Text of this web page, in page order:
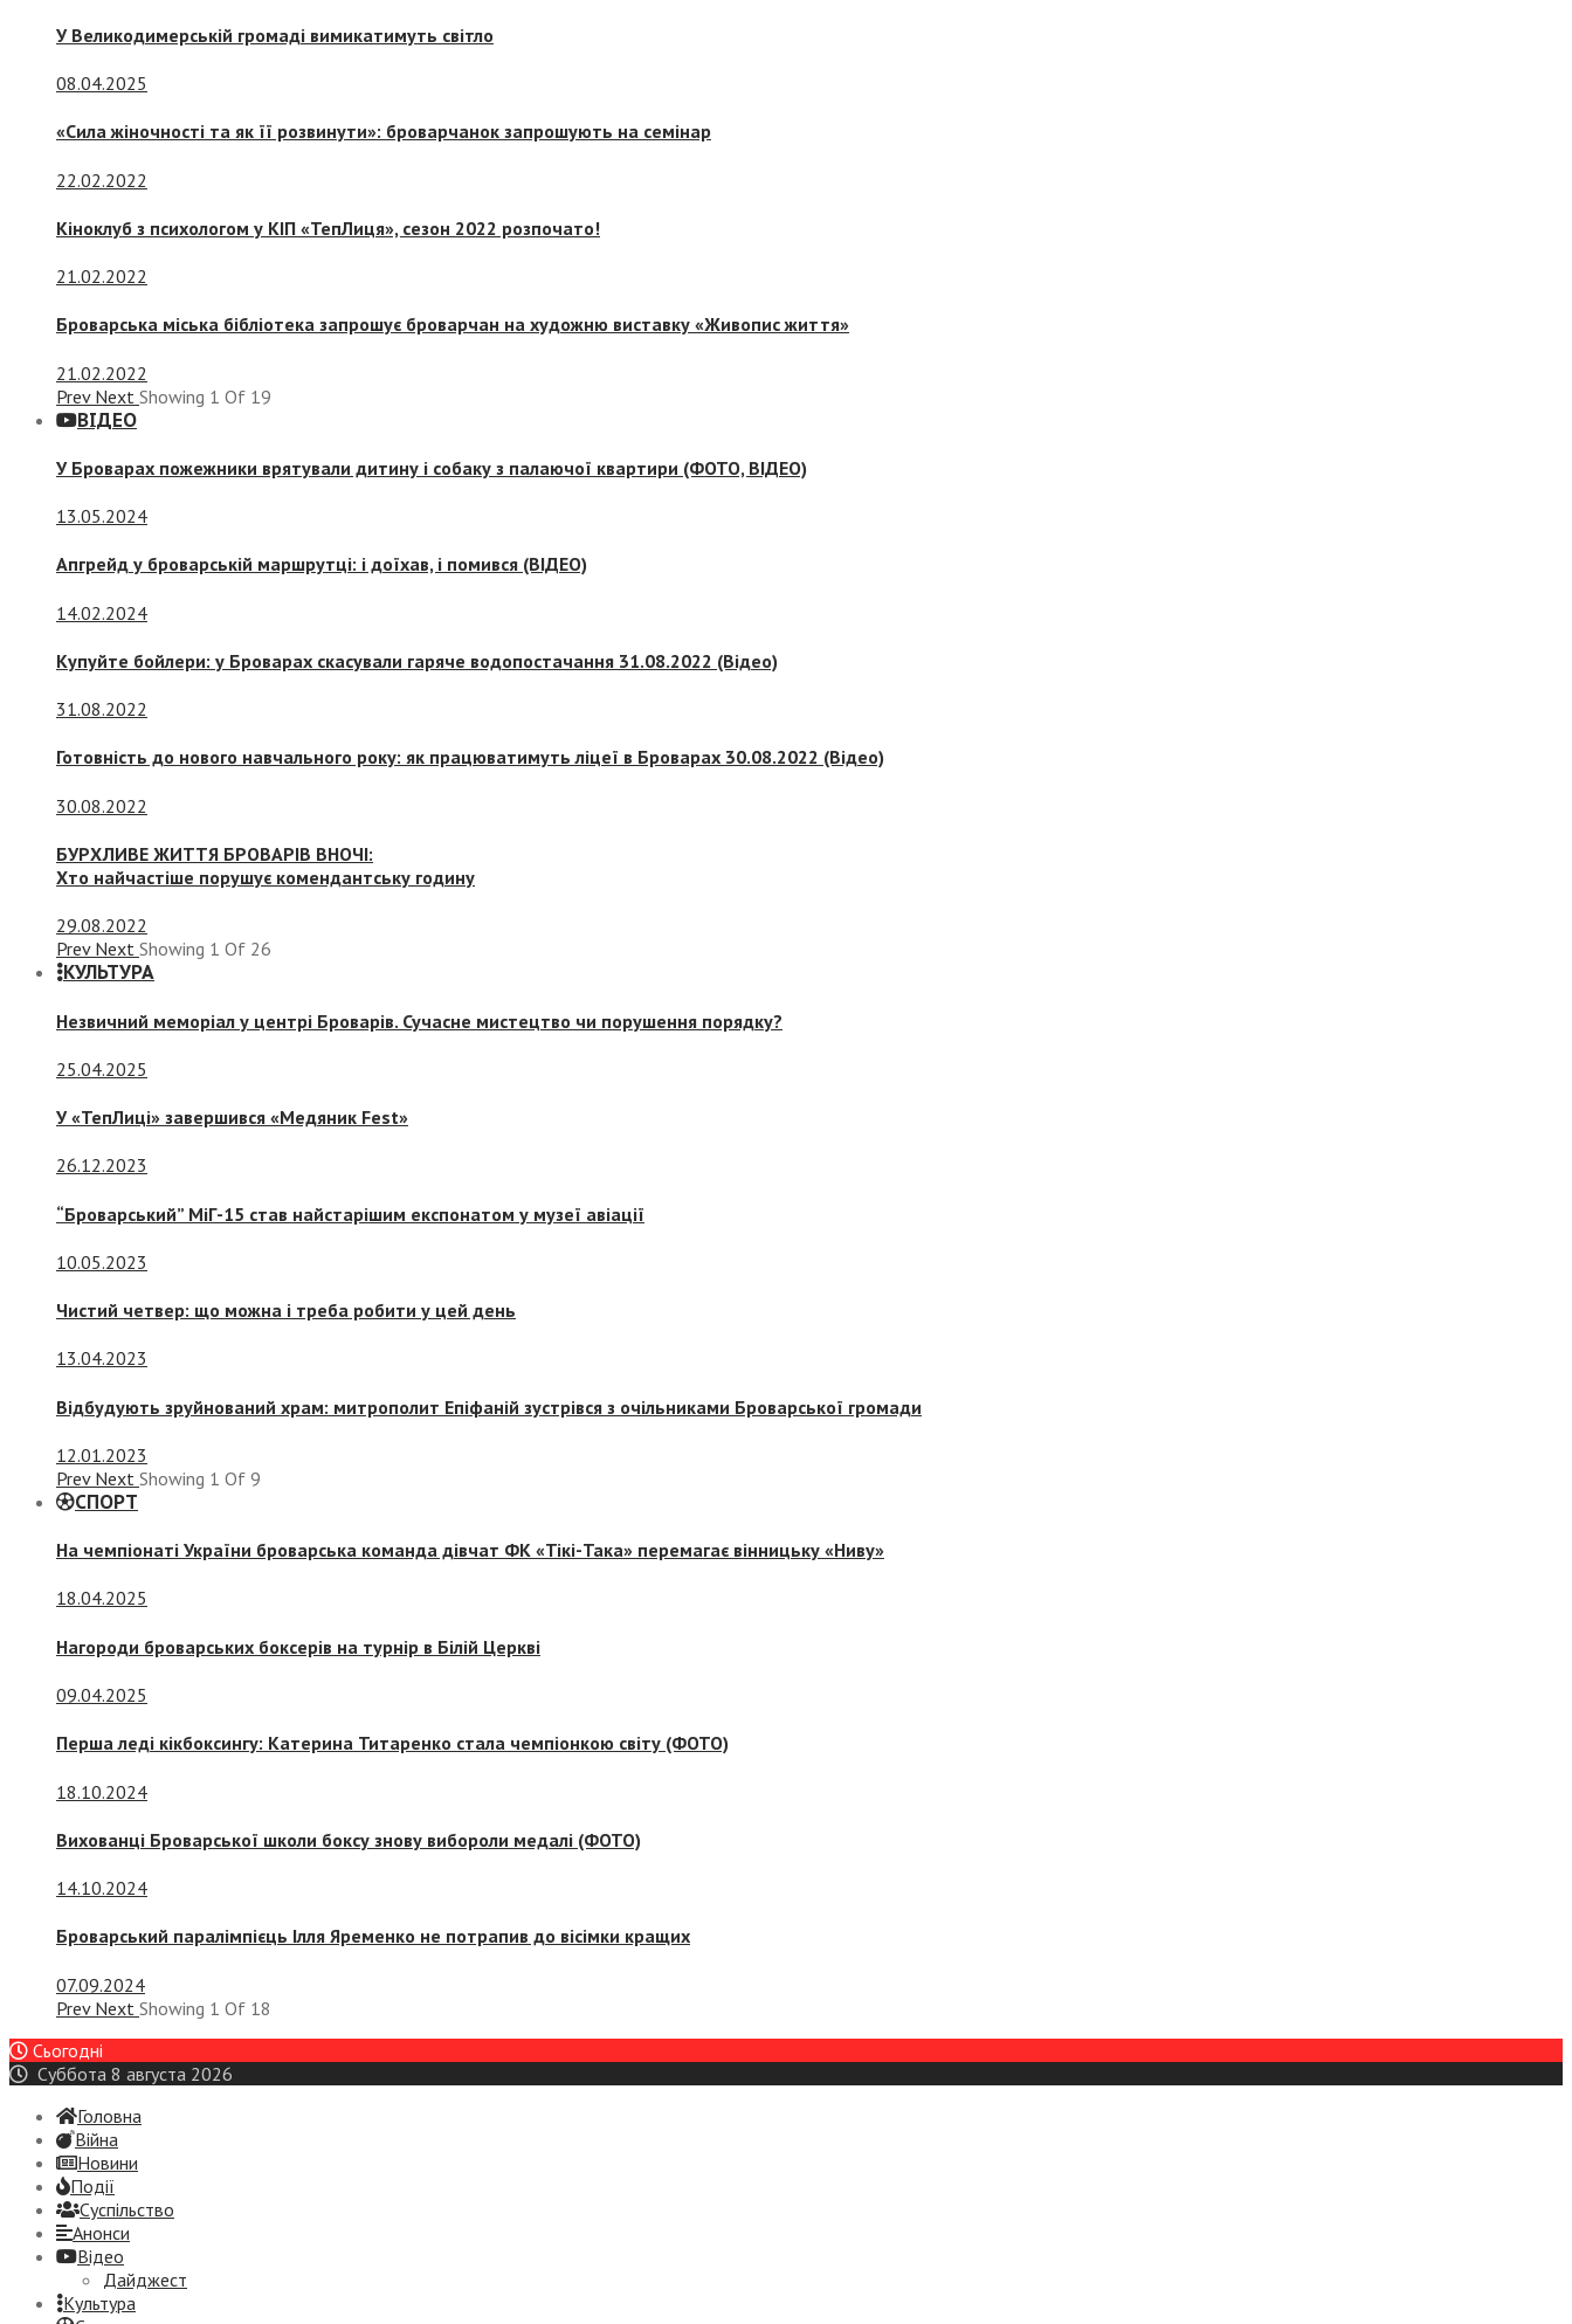
У Великодимерській громаді вимикатимуть світло
08.04.2025
«Сила жіночності та як її розвинути»: броварчанок запрошують на семінар
22.02.2022
Кіноклуб з психологом у КІП «ТепЛиця», сезон 2022 розпочато!
21.02.2022
Броварська міська бібліотека запрошує броварчан на художню виставку «Живопис життя»
21.02.2022
Prev Next Showing 1 Of 19
ВІДЕО
У Броварах пожежники врятували дитину і собаку з палаючої квартири (ФОТО, ВІДЕО)
13.05.2024
Апгрейд у броварській маршрутці: і доїхав, і помився (ВІДЕО)
14.02.2024
Купуйте бойлери: у Броварах скасували гаряче водопостачання 31.08.2022 (Відео)
31.08.2022
Готовність до нового навчального року: як працюватимуть ліцеї в Броварах 30.08.2022 (Відео)
30.08.2022
БУРХЛИВЕ ЖИТТЯ БРОВАРІВ ВНОЧІ:
Хто найчастіше порушує комендантську годину
29.08.2022
Prev Next Showing 1 Of 26
КУЛЬТУРА
Незвичний меморіал у центрі Броварів. Сучасне мистецтво чи порушення порядку?
25.04.2025
У «ТепЛиці» завершився «Медяник Fest»
26.12.2023
“Броварський” МіГ-15 став найстарішим експонатом у музеї авіації
10.05.2023
Чистий четвер: що можна і треба робити у цей день
13.04.2023
Відбудують зруйнований храм: митрополит Епіфаній зустрівся з очільниками Броварської громади
12.01.2023
Prev Next Showing 1 Of 9
СПОРТ
На чемпіонаті України броварська команда дівчат ФК «Тікі-Така» перемагає вінницьку «Ниву»
18.04.2025
Нагороди броварських боксерів на турнір в Білій Церкві
09.04.2025
Перша леді кікбоксингу: Катерина Титаренко стала чемпіонкою світу (ФОТО)
18.10.2024
Вихованці Броварської школи боксу знову вибороли медалі (ФОТО)
14.10.2024
Броварський паралімпієць Ілля Яременко не потрапив до вісімки кращих
07.09.2024
Prev Next Showing 1 Of 18
Сьогодні
Суббота 8 августа 2026
Головна
Війна
Новини
Події
Суспiльство
Анонси
Відео
Дайджест
Культура